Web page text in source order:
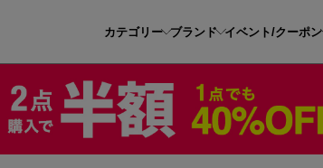
カテゴリー ブランド イベント/クーポン